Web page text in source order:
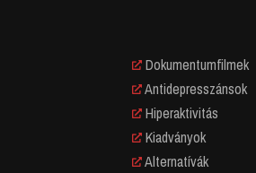
Dokumentumfilmek
Antidepresszánsok
Hiperaktivitás
Kiadványok
Alternatívák